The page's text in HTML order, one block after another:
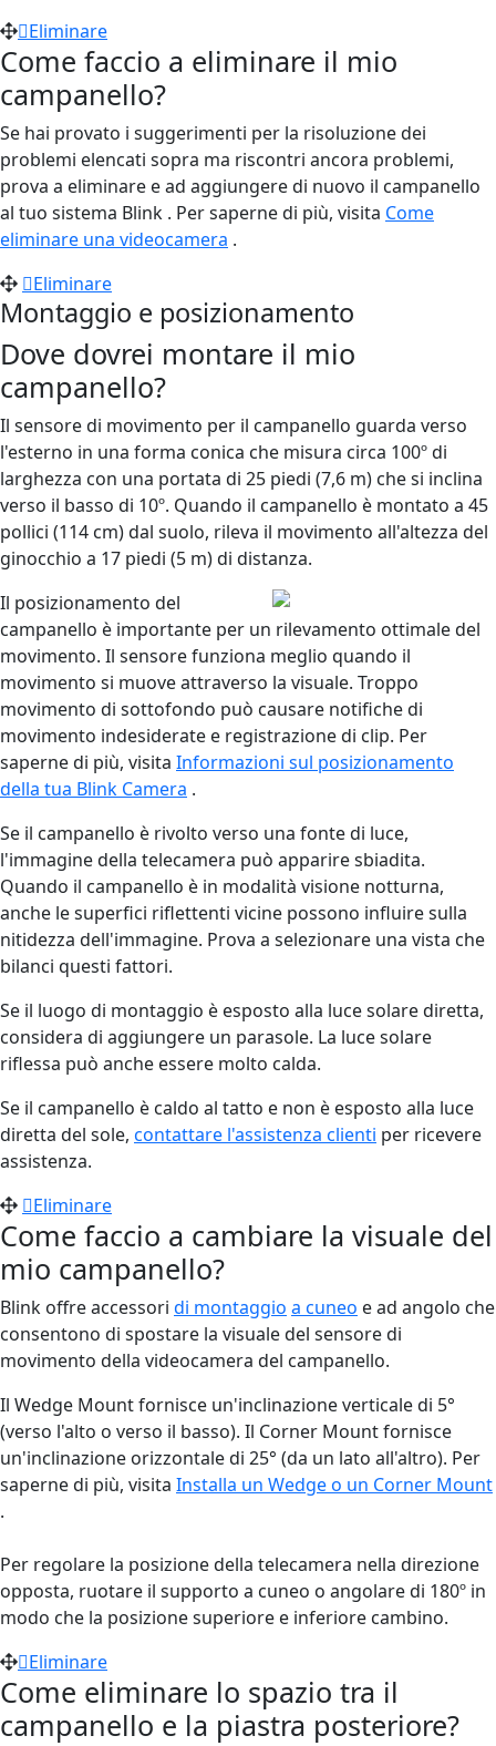
Eliminare
Come faccio a eliminare il mio
campanello?
Se hai provato i suggerimenti per la risoluzione dei
problemi elencati sopra ma riscontri ancora problemi,
prova a eliminare e ad aggiungere di nuovo il campanello
al tuo sistema Blink . Per saperne di più, visita Come
eliminare una videocamera .
Eliminare
Montaggio e posizionamento
Dove dovrei montare il mio
campanello?
Il sensore di movimento per il campanello guarda verso
l'esterno in una forma conica che misura circa 100º di
larghezza con una portata di 25 piedi (7,6 m) che si inclina
verso il basso di 10º. Quando il campanello è montato a 45
pollici (114 cm) dal suolo, rileva il movimento all'altezza del
ginocchio a 17 piedi (5 m) di distanza.
Il posizionamento del
campanello è importante per un rilevamento ottimale del
movimento. Il sensore funziona meglio quando il
movimento si muove attraverso la visuale. Troppo
movimento di sottofondo può causare notifiche di
movimento indesiderate e registrazione di clip. Per
saperne di più, visita Informazioni sul posizionamento
della tua Blink Camera .
Se il campanello è rivolto verso una fonte di luce,
l'immagine della telecamera può apparire sbiadita.
Quando il campanello è in modalità visione notturna,
anche le superfici riflettenti vicine possono influire sulla
nitidezza dell'immagine. Prova a selezionare una vista che
bilanci questi fattori.
Se il luogo di montaggio è esposto alla luce solare diretta,
considera di aggiungere un parasole. La luce solare
riflessa può anche essere molto calda.
Se il campanello è caldo al tatto e non è esposto alla luce
diretta del sole, contattare l'assistenza clienti per ricevere
assistenza.
Eliminare
Come faccio a cambiare la visuale del
mio campanello?
Blink offre accessori di montaggio a cuneo e ad angolo che
consentono di spostare la visuale del sensore di
movimento della videocamera del campanello.
Il Wedge Mount fornisce un'inclinazione verticale di 5°
(verso l'alto o verso il basso). Il Corner Mount fornisce
un'inclinazione orizzontale di 25° (da un lato all'altro). Per
saperne di più, visita Installa un Wedge o un Corner Mount
.
Per regolare la posizione della telecamera nella direzione
opposta, ruotare il supporto a cuneo o angolare di 180º in
modo che la posizione superiore e inferiore cambino.
Eliminare
Come eliminare lo spazio tra il
campanello e la piastra posteriore?